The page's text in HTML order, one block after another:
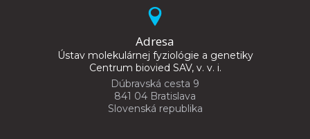
Adresa
Ústav molekulárnej fyziológie a genetiky
Centrum biovied SAV, v. v. i.
Dúbravská cesta 9
841 04 Bratislava
Slovenská republika